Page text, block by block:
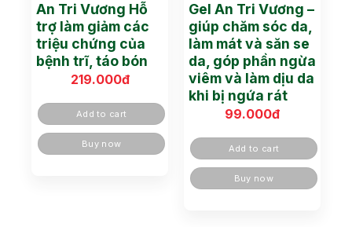
An Tri Vương Hỗ
trợ làm giảm các
triệu chứng của
bệnh trĩ, táo bón
219.000đ
Add to cart
Buy now
Gel An Tri Vương –
giúp chăm sóc da,
làm mát và săn se
da, góp phần ngừa
viêm và làm dịu da
khi bị ngứa rát
99.000đ
Add to cart
Buy now